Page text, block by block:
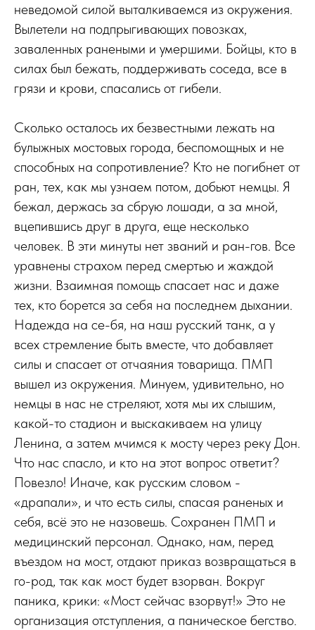
неведомой силой выталкиваемся из окружения.
Вылетели на подпрыгивающих повозках,
заваленных ранеными и умершими. Бойцы, кто в
силах был бежать, поддерживать соседа, все в
грязи и крови, спасались от гибели.
Сколько осталось их безвестными лежать на
булыжных мостовых города, беспомощных и не
способных на сопротивление? Кто не погибнет от
ран, тех, как мы узнаем потом, добьют немцы. Я
бежал, держась за сбрую лошади, а за мной,
вцепившись друг в друга, еще несколько
человек. В эти минуты нет званий и ран-гов. Все
уравнены страхом перед смертью и жаждой
жизни. Взаимная помощь спасает нас и даже
тех, кто борется за себя на последнем дыхании.
Надежда на се-бя, на наш русский танк, а у
всех стремление быть вместе, что добавляет
силы и спасает от отчаяния товарища. ПМП
вышел из окружения. Минуем, удивительно, но
немцы в нас не стреляют, хотя мы их слышим,
какой-то стадион и выскакиваем на улицу
Ленина, а затем мчимся к мосту через реку Дон.
Что нас спасло, и кто на этот вопрос ответит?
Повезло! Иначе, как русским словом -
«драпали», и что есть силы, спасая раненых и
себя, всё это не назовешь. Сохранен ПМП и
медицинский персонал. Однако, нам, перед
въездом на мост, отдают приказ возвращаться в
го-род, так как мост будет взорван. Вокруг
паника, крики: «Мост сейчас взорвут!» Это не
организация отступления, а паническое бегство.